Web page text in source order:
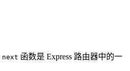
next 函数是 Express 路由器中的一